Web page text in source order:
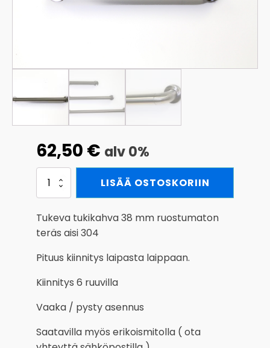
62,50 € alv 0%
Tukikahva
600mm
38mm
RST
määrä
LISÄÄ OSTOSKORIIN
Tukeva tukikahva 38 mm ruostumaton
teräs aisi 304
Pituus kiinnitys laipasta laippaan.
Kiinnitys 6 ruuvilla
Vaaka / pysty asennus
Saatavilla myös erikoismitolla ( ota